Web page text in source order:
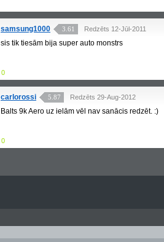
samsung1000 3.61 Redzēts 12-Jūl-2011
sis tik tiesām bija super auto monstrs
0
carlorossi 5.87 Redzēts 29-Aug-2012
Balts 9k Aero uz ielām vēl nav sanācis redzēt. :)
0